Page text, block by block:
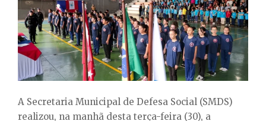
N
U
A Secretaria Municipal de Defesa Social (SMDS)
realizou, na manhã desta terça-feira (30), a